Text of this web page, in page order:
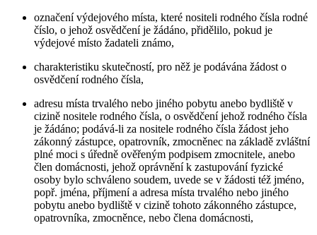
označení výdejového místa, které nositeli rodného čísla rodné
číslo, o jehož osvědčení je žádáno, přidělilo, pokud je
výdejové místo žadateli známo,
charakteristiku skutečností, pro něž je podávána žádost o
osvědčení rodného čísla,
adresu místa trvalého nebo jiného pobytu anebo bydliště v
cizině nositele rodného čísla, o osvědčení jehož rodného čísla
je žádáno; podává-li za nositele rodného čísla žádost jeho
zákonný zástupce, opatrovník, zmocněnec na základě zvláštní
plné moci s úředně ověřeným podpisem zmocnitele, anebo
člen domácnosti, jehož oprávnění k zastupování fyzické
osoby bylo schváleno soudem, uvede se v žádosti též jméno,
popř. jména, příjmení a adresa místa trvalého nebo jiného
pobytu anebo bydliště v cizině tohoto zákonného zástupce,
opatrovníka, zmocněnce, nebo člena domácnosti,